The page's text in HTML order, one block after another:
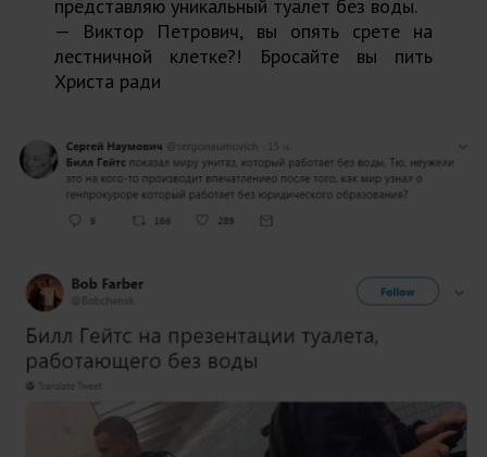
представляю уникальный туалет без воды.
— Виктор Петрович, вы опять срете на
лестничной клетке?! Бросайте вы пить
Христа ради